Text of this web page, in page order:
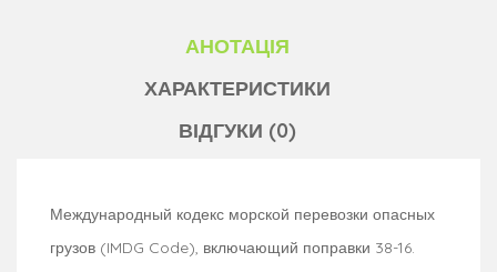
АНОТАЦІЯ
ХАРАКТЕРИСТИКИ
ВІДГУКИ (0)
Международный кодекс морской перевозки опасных
грузов (IMDG Code), включающий поправки 38-16.